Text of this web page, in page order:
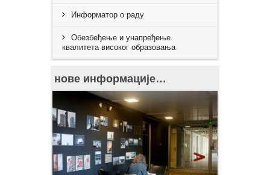
Информатор о раду
Обезбеђење и унапређење
квалитета високог образовања
нове информације…